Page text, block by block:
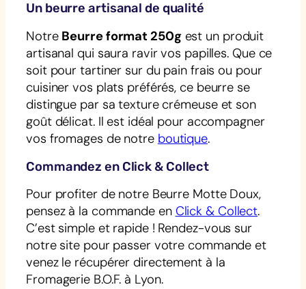
Un beurre artisanal de qualité
Notre Beurre format 250gest un produit
artisanal qui saura ravir vos papilles. Que ce
soit pour tartiner sur du pain frais ou pour
cuisiner vos plats préférés, ce beurre se
distingue par sa texture crémeuse et son
goût délicat. Il est idéal pour accompagner
vos fromages de notre boutique.
Commandez en Click & Collect
Pour profiter de notre Beurre Motte Doux,
pensez à la commande en Click & Collect.
C’est simple et rapide ! Rendez-vous sur
notre site pour passer votre commande et
venez le récupérer directement à la
Fromagerie B.O.F. à Lyon.